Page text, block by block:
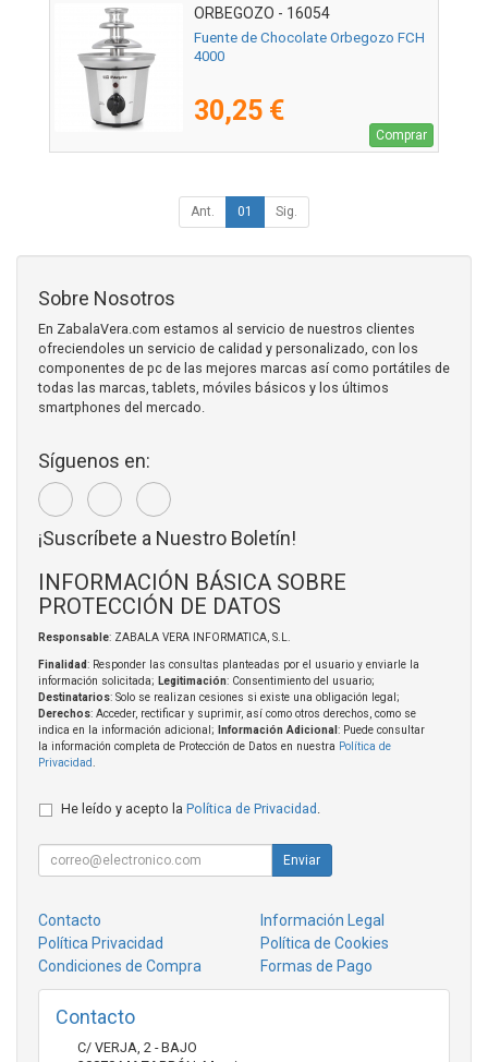
ORBEGOZO - 16054
Fuente de Chocolate Orbegozo FCH
4000
30,25 €
Comprar
Ant. 01 Sig.
Sobre Nosotros
En ZabalaVera.com estamos al servicio de nuestros clientes
ofreciendoles un servicio de calidad y personalizado, con los
componentes de pc de las mejores marcas así como portátiles de
todas las marcas, tablets, móviles básicos y los últimos
smartphones del mercado.
Síguenos en:
¡Suscríbete a Nuestro Boletín!
INFORMACIÓN BÁSICA SOBRE
PROTECCIÓN DE DATOS
Responsable: ZABALA VERA INFORMATICA, S.L.
Finalidad: Responder las consultas planteadas por el usuario y enviarle la
información solicitada; Legitimación: Consentimiento del usuario;
Destinatarios: Solo se realizan cesiones si existe una obligación legal;
Derechos: Acceder, rectificar y suprimir, así como otros derechos, como se
indica en la información adicional;
Información Adicional : Puede consultar
la información completa de Protección de Datos en nuestra Política de
Privacidad.
He leído y acepto la Política de Privacidad .
Enviar
Contacto
Información Legal
Política Privacidad
Política de Cookies
Condiciones de Compra
Formas de Pago
Contacto
C/ VERJA, 2 - BAJO